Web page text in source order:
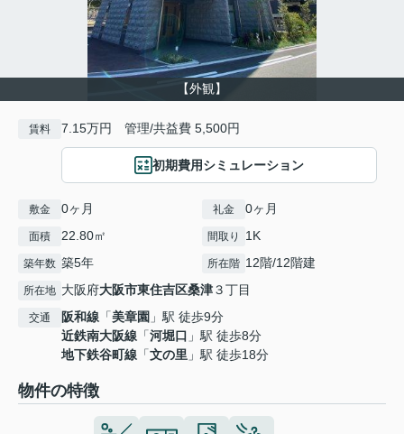
【外観】
賃料 7.15万円 管理/共益費 5,500円
初期費用シミュレーション
敷金 0ヶ月 礼金 0ヶ月
面積 22.80㎡ 間取り 1K
築年数 築5年 所在階 12階/12階建
所在地 大阪府大阪市東住吉区桑津３丁目
交通 阪和線 「美章園 」駅 徒歩9分
近鉄南大阪線 「河堀口 」駅 徒歩8分
地下鉄谷町線 「文の里 」駅 徒歩18分
物件の特徴